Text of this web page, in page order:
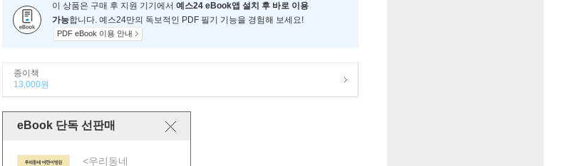
이 상품은 구매 후 지원 기기에서 예스24 eBook앱 설치 후 바로 이용
가능합니다. 예스24만의 독보적인 PDF 필기 기능을 경험해 보세요!
PDF eBook 이용 안내
종이책
13,000원
eBook 단독 선판매
<우리동네